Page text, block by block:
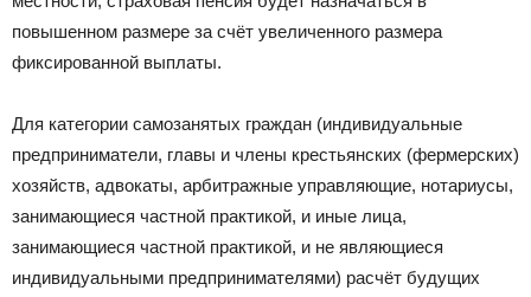
повышенном размере за счёт увеличенного размера
фиксированной выплаты.
Для категории самозанятых граждан (индивидуальные
предприниматели, главы и члены крестьянских (фермерских)
хозяйств, адвокаты, арбитражные управляющие, нотариусы,
занимающиеся частной практикой, и иные лица,
занимающиеся частной практикой, и не являющиеся
индивидуальными предпринимателями) расчёт будущих